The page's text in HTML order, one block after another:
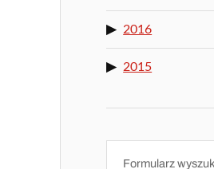
2016
2015